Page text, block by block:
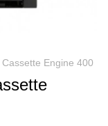
Cassette Engine 400